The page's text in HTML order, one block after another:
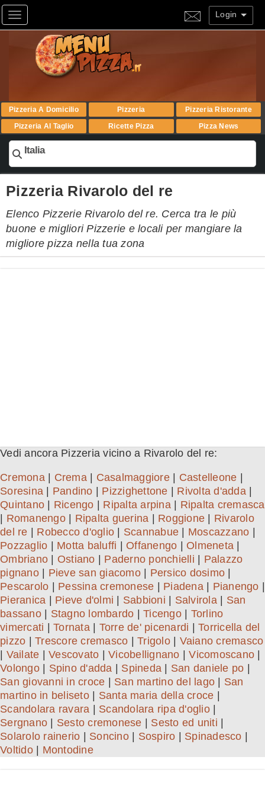
Toggle navigation Login
Pizzeria A Domicilio Pizzeria
Pizzeria Ristorante
Pizzeria Al Taglio
Ricette Pizza Pizza News
Italia
Pizzeria Rivarolo del re
Elenco Pizzerie Rivarolo del re. Cerca tra le più
buone e migliori Pizzerie e locali per mangiare la
migliore pizza nella tua zona
Vedi ancora Pizzeria vicino a Rivarolo del re:
Cremona| Crema| Casalmaggiore| Castelleone
Soresina
Pandino Pizzighettone Rivolta d'adda|
Quintano
Ricengo Ripalta arpina| Ripalta cremasca
Romanengo| Ripalta guerina Roggione
Rivarolo
del re
Robecco d'oglio Scannabue Moscazzano
Pozzaglio
Motta baluffi Offanengo Olmeneta
Ombriano
Ostiano Paderno ponchielli
Palazzo
pignano| Pieve san giacomo| Persico dosimo
Pescarolo
Pessina cremonese Piadena| Pianengo
Pieranica
Pieve d'olmi Sabbioni Salvirola| San
bassano| Stagno lombardo Ticengo| Torlino
vimercati
Tornata| Torre de' picenardi
Torricella del
pizzo
Trescore cremasco Trigolo| Vaiano cremasco
Vailate Vescovato Vicobellignano |Vicomoscano
Volongo| Spino d'adda Spineda San daniele po
San giovanni in croce
San martino del lago
San
martino in beliseto| Santa maria della croce
Scandolara ravara
Scandolara ripa d'oglio|
Sergnano
Sesto cremonese Sesto ed uniti
Solarolo rainerio
Soncino| Sospiro Spinadesco
Voltido| Montodine